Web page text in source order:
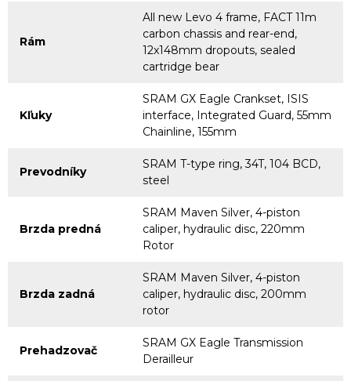
Rám
All new Levo 4 frame, FACT 11m
carbon chassis and rear-end,
12x148mm dropouts, sealed
cartridge bear
Kľuky
SRAM GX Eagle Crankset, ISIS
interface, Integrated Guard, 55mm
Chainline, 155mm
Prevodníky
SRAM T-type ring, 34T, 104 BCD,
steel
Brzda predná
SRAM Maven Silver, 4-piston
caliper, hydraulic disc, 220mm
Rotor
Brzda zadná
SRAM Maven Silver, 4-piston
caliper, hydraulic disc, 200mm
rotor
Prehadzovač
SRAM GX Eagle Transmission
Derailleur